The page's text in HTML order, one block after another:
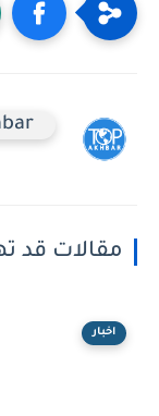
مقالات قد
اخبار